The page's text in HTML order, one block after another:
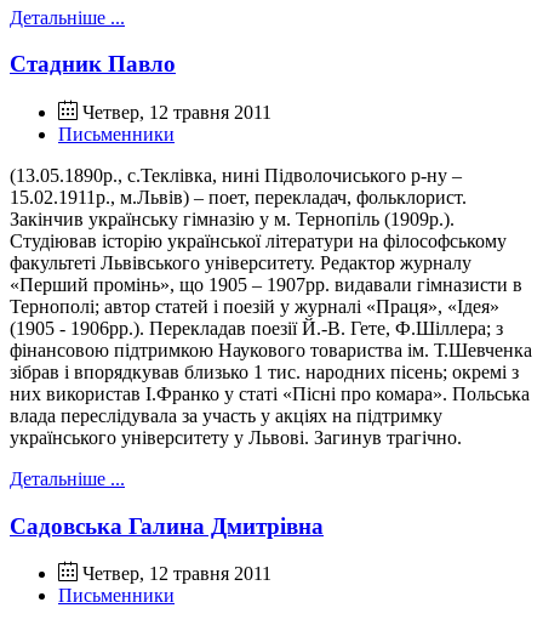
Детальніше ...
Стадник Павло
Четвер, 12 травня 2011
Письменники
(13.05.1890р., с.Теклівка, нині Підволочиського р-ну –
15.02.1911р., м.Львів) – поет, перекладач, фольклорист.
Закінчив українську гімназію у м. Тернопіль (1909р.).
Студіював історію української літератури на філософському
факультеті Львівського університету. Редактор журналу
«Перший промінь», що 1905 – 1907рр. видавали гімназисти в
Тернополі; автор статей і поезій у журналі «Праця», «Ідея»
(1905 - 1906рр.). Перекладав поезії Й.-В. Гете, Ф.Шіллера; з
фінансовою підтримкою Наукового товариства ім. Т.Шевченка
зібрав і впорядкував близько 1 тис. народних пісень; окремі з
них використав І.Франко у статі «Пісні про комара». Польська
влада переслідувала за участь у акціях на підтримку
українського університету у Львові. Загинув трагічно.
Детальніше ...
Садовська Галина Дмитрівна
Четвер, 12 травня 2011
Письменники